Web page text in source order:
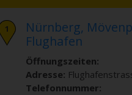
Nürnberg,
Flughafen
Öffnungszeiten:
Adresse:
Telefonnummer: